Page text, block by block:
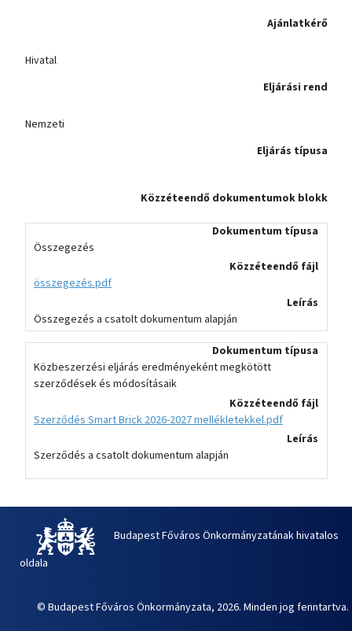
Ajánlatkérő
Hivatal
Eljárási rend
Nemzeti
Eljárás típusa
Közzéteendő dokumentumok blokk
Dokumentum típusa
Összegezés
Közzéteendő fájl
összegezés.pdf
Leírás
Összegezés a csatolt dokumentum alapján
Dokumentum típusa
Közbeszerzési eljárás eredményeként megkötött
szerződések és módosításaik
Közzéteendő fájl
Szerződés Smart Brick 2026-2027 mellékletekkel.pdf
Leírás
Szerződés a csatolt dokumentum alapján
Budapest Főváros Önkormányzatának hivatalos
oldala
© Budapest Főváros Önkormányzata, 2026. Minden jog fenntartva.